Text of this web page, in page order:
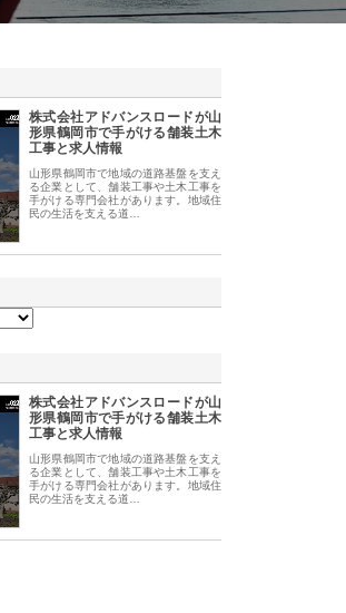
株式会社アドバンスロードが山
形県鶴岡市で手がける舗装土木
工事と求人情報
山形県鶴岡市で地域の道路基盤を支え
る企業として、舗装工事や土木工事を
手がける専門会社があります。地域住
民の生活を支える道…
株式会社アドバンスロードが山
形県鶴岡市で手がける舗装土木
工事と求人情報
山形県鶴岡市で地域の道路基盤を支え
る企業として、舗装工事や土木工事を
手がける専門会社があります。地域住
民の生活を支える道…